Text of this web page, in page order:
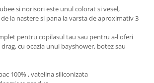
si norisori este unul colorat si vesel,
la nastere si pana la varsta de aproximativ 3
pentru copilasul tau sau pentru a-l oferi
cu ocazia unui bayshower, botez sau
100% , vatelina siliconizata